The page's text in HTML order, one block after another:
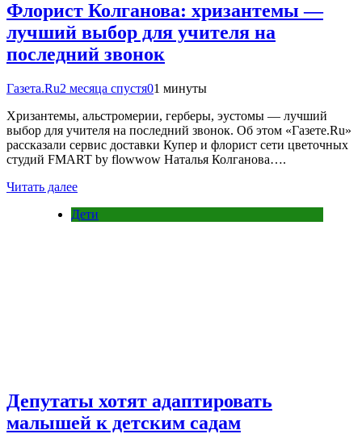
Флорист Колганова: хризантемы —
лучший выбор для учителя на
последний звонок
Газета.Ru2 месяца спустя01 минуты
Хризантемы, альстромерии, герберы, эустомы — лучший
выбор для учителя на последний звонок. Об этом «Газете.Ru»
рассказали сервис доставки Купер и флорист сети цветочных
студий FMART by flowwow Наталья Колганова….
Читать далее
Дети
Депутаты хотят адаптировать
малышей к детским садам